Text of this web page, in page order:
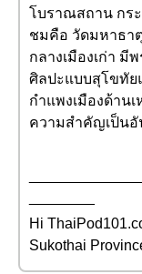
โบราณสถาน กร
ชมคือ วัดมหาธา
กลางเมืองเก่า มี
ศิลปะแบบสุโขทัย
กำแพงเมืองด้าน
ความสำคัญเป็นอั
Hi
Sukothai